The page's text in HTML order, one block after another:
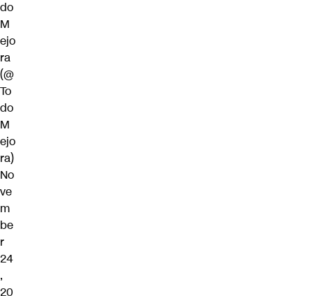
do
M
ejo
ra
(@
To
do
M
ejo
ra)
No
ve
m
be
r
24
,
20